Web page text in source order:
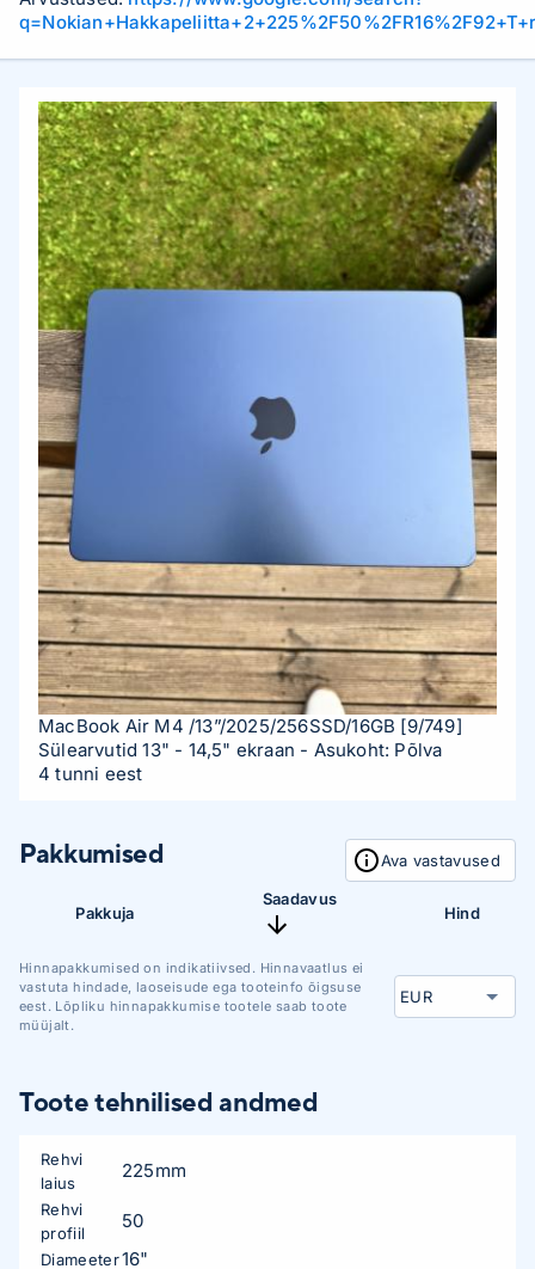
MacBook Air M4 /13”/2025/256SSD/16GB [9/749]
Sülearvutid 13" - 14,5" ekraan - Asukoht: Põlva
4 tunni eest
Pakkumised Ava vastavused
Pakkuja
Saadavus
Hind
Hinnapakkumised on indikatiivsed. Hinnavaatlus ei
vastuta hindade, laoseisude ega tooteinfo õigsuse
eest. Lõpliku hinnapakkumise tootele saab toote
müüjalt.
Toote tehnilised andmed
Rehvi
laius
225mm
Rehvi
profiil
50
Diameeter16"